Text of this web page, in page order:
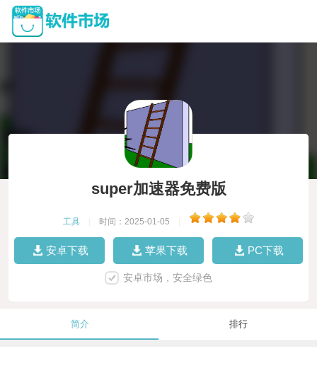
super加速器免费版
工具 时间：2025-01-05
安卓下载 苹果下载 PC下载
安卓市场，安全绿色
简介 排行